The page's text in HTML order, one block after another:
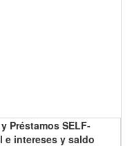
Préstamos SELF-
e intereses y saldo